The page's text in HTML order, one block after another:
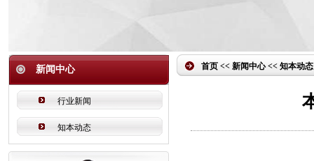
新闻中心
行业新闻
知本动态
首页 << 新闻中心 << 知本动态